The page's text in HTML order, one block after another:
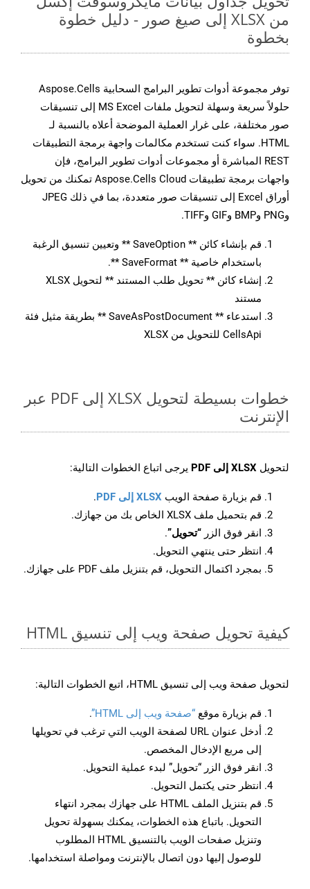
من XLSX إلى صيغ صور - دليل خطوة
بخطوة
توفر مجموعة أدوات تطوير البرامج السحابية Aspose.Cells
حلولاً سريعة وسهلة لتحويل ملفات MS Excel إلى تنسيقات
صور مختلفة، على غرار العملية الموضحة أعلاه بالنسبة لـ
HTML. سواء كنت تستخدم مكالمات واجهة برمجة التطبيقات
REST المباشرة أو مجموعات أدوات تطوير البرامج، فإن
واجهات برمجة تطبيقات Aspose.Cells Cloud تمكنك من تحويل
أوراق Excel إلى تنسيقات صور متعددة، بما في ذلك JPEG
وPNG وBMP وGIF وTIFF.
قم بإنشاء كائن ** SaveOption ** وتعيين تنسيق الرغبة
باستخدام خاصية ** SaveFormat **.
إنشاء كائن ** تحويل طلب المستند ** لتحويل XLSX
مستند
استدعاء ** SaveAsPostDocument ** بطريقة مثيل فئة
CellsApi للتحويل من XLSX
خطوات بسيطة لتحويل XLSX إلى PDF عبر
الإنترنت
لتحويل XLSX إلى PDF يرجى اتباع الخطوات التالية:
قم بزيارة صفحة الويب XLSX إلى PDF
.
قم بتحميل ملف XLSX الخاص بك من جهازك.
انقر فوق الزر “تحويل”.
انتظر حتى ينتهي التحويل.
بمجرد اكتمال التحويل، قم بتنزيل ملف PDF على جهازك.
كيفية تحويل صفحة ويب إلى تنسيق HTML
لتحويل صفحة ويب إلى تنسيق HTML، اتبع الخطوات التالية:
قم بزيارة موقع “صفحة ويب إلى HTML”
.
أدخل عنوان URL لصفحة الويب التي ترغب في تحويلها
إلى مربع الإدخال المخصص.
انقر فوق الزر “تحويل” لبدء عملية التحويل.
انتظر حتى يكتمل التحويل.
قم بتنزيل الملف HTML على جهازك بمجرد انتهاء
التحويل. باتباع هذه الخطوات، يمكنك بسهولة تحويل
وتنزيل صفحات الويب بالتنسيق HTML المطلوب
للوصول إليها دون اتصال بالإنترنت ومواصلة استخدامها.